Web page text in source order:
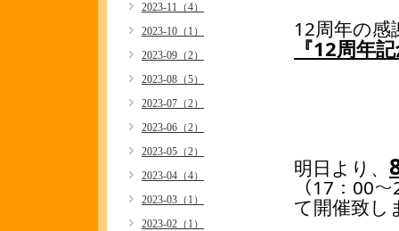
12周年の
『12周年
明日より、
（17：00
て開催致し
2023-11（4）
2023-10（1）
2023-09（2）
2023-08（5）
2023-07（2）
2023-06（2）
2023-05（2）
2023-04（4）
2023-03（1）
2023-02（1）